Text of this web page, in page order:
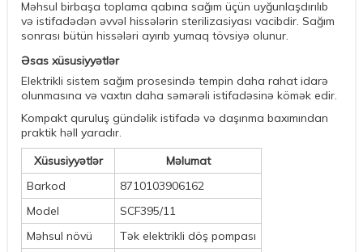
Məhsul birbaşa toplama qabına sağım üçün uyğunlaşdırılıb
və istifadədən əvvəl hissələrin sterilizasiyası vacibdir. Sağım
sonrası bütün hissələri ayırıb yumaq tövsiyə olunur.
Əsas xüsusiyyətlər
Elektrikli sistem sağım prosesində tempin daha rahat idarə
olunmasına və vaxtın daha səmərəli istifadəsinə kömək edir.
Kompakt quruluş gündəlik istifadə və daşınma baxımından
praktik həll yaradır.
Xüsusiyyətlər
Məlumat
Barkod
8710103906162
Model
SCF395/11
Məhsul növü
Tək elektrikli döş pompası